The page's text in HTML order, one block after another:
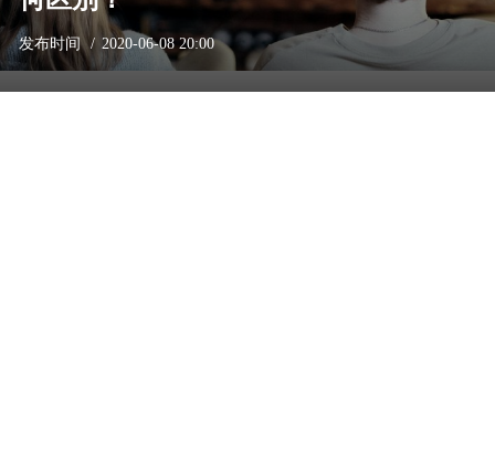
发布时间 2020-06-08 20:00